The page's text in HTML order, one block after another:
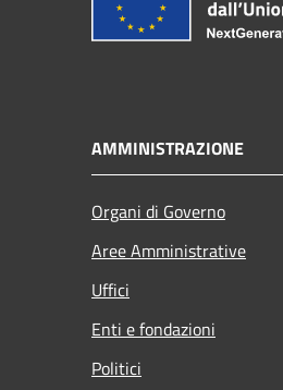
AMMINISTRAZIONE
Organi di Governo
Aree Amministrative
Uffici
Enti e fondazioni
Politici